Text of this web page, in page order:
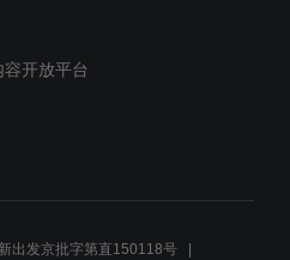
容开放平台
出发京批字第直150118号